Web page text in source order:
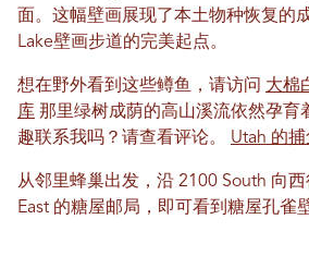
面。这幅壁画展现了本土物种恢复的
Lake壁画步道的完美起点。
想在野外看到这些鳟鱼，请访问 大棉
库 那里绿树成荫的高山溪流依然孕育
趣联系我吗？请查看评论。 Utah 的
从邻里蜂巢出发，沿 2100 South 向
East 的糖屋邮局，即可看到糖屋孔雀